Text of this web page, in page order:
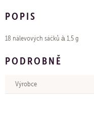
POPIS
18 nálevových sáčků à 1,5 g
PODROBNĚ
Výrobce